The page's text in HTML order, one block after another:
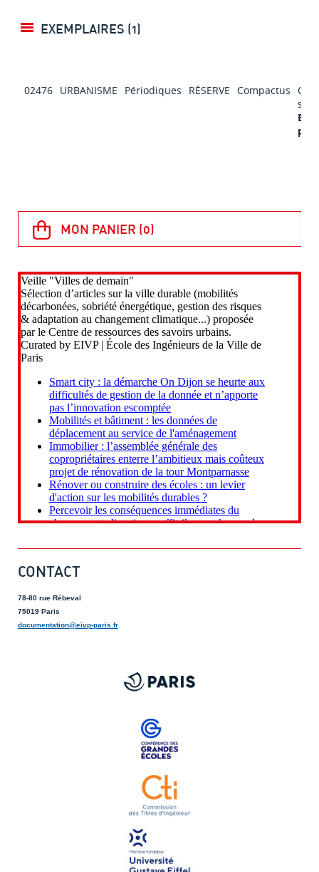
EXEMPLAIRES (1)
02476 URBANISME Périodiques RÉSERVE Compactus
sur
prêt
CONTACT
78-80 rue Rébeval
75019 Paris
documentation@eivp-paris.fr